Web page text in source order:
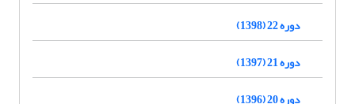
دوره 22 (1398)
دوره 21 (1397)
دوره 20 (1396)